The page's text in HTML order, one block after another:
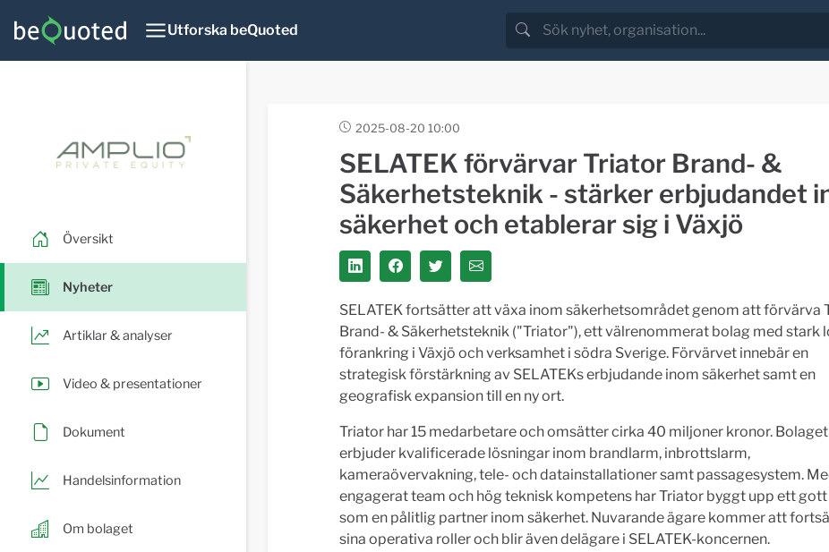
Utforska beQuoted
Översikt
Nyheter
Artiklar & analyser
Video & presentationer
Dokument
Handelsinformation
Om bolaget
2025-08-20 10:00
SELATEK förvärvar Triator Brand- &
Säkerhetsteknik - stärker erbjudandet
säkerhet och etablerar sig i Växjö
SELATEK fortsätter att växa inom säkerhetsområdet genom att förvärva
Brand- & Säkerhetsteknik ("Triator"), ett välrenommerat bolag med stark
förankring i Växjö och verksamhet i södra Sverige. Förvärvet innebär en
strategisk förstärkning av SELATEKs erbjudande inom säkerhet samt en
geografisk expansion till en ny ort.
Triator har 15 medarbetare och omsätter cirka 40 miljoner kronor. Bolaget
erbjuder kvalificerade lösningar inom brandlarm, inbrottslarm,
kameraövervakning, tele- och datainstallationer samt passagesystem.
engagerat team och hög teknisk kompetens har Triator byggt upp ett
som en pålitlig partner inom säkerhet. Nuvarande ägare kommer att
sina operativa roller och blir även delägare i SELATEK-koncernen.